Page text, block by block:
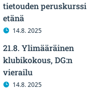
tietouden peruskurssi
etänä
14.8. 2025
21.8. Ylimääräinen
klubikokous, DG:n
vierailu
14.8. 2025